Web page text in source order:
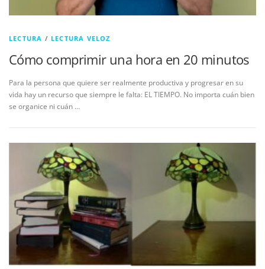
LECTURA / LECTURA VELOZ
Cómo comprimir una hora en 20 minutos
Para la persona que quiere ser realmente productiva y progresar en su
vida hay un recurso que siempre le falta: EL TIEMPO. No importa cuán bien
se organice ni cuán …